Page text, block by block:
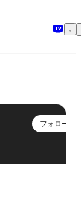
フォロー